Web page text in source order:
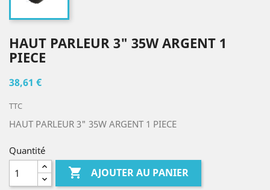
HAUT PARLEUR 3" 35W ARGENT 1
PIECE
38,61 €
TTC
HAUT PARLEUR 3" 35W ARGENT 1 PIECE
Quantité
 AJOUTER AU PANIER